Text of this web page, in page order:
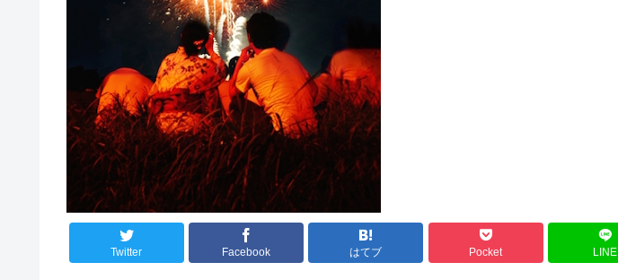
Twitter Facebook はてブ Pocket LINE